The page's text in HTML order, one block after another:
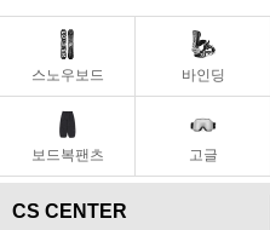
스노우보드 바인딩
보드복팬츠 고글
CS CENTER